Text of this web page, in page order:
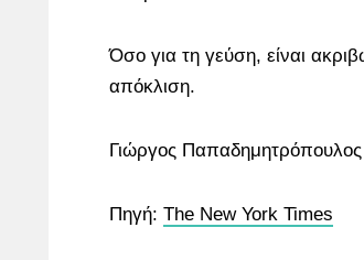
Όσο για τη γεύση, είναι
απόκλιση.
Γιώργος Παπαδημητρόπουλος
Πηγή: The New York Times